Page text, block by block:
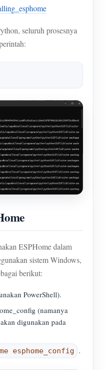
seluruh prosesnya
ESPHome dalam
sistem Windows,
berikut:
PowerShell).
(namanya
digunakan pada
esphome_config .